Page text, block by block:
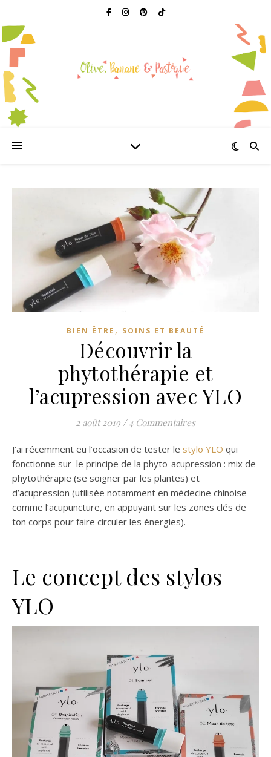
BIEN ÊTRE , SOINS ET BEAUTÉ
Découvrir la
phytothérapie et
l’acupression avec YLO
2 août 2019 / 4 Commentaires
J’ai récemment eu l’occasion de tester le stylo YLO qui
fonctionne sur le principe de la phyto-acupression : mix de
phytothérapie (se soigner par les plantes) et
d’acupression (utilisée notamment en médecine chinoise
comme l’acupuncture, en appuyant sur les zones clés de
ton corps pour faire circuler les énergies).
Le concept des stylos
YLO